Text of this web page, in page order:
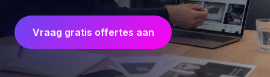
Vraag gratis offertes aan